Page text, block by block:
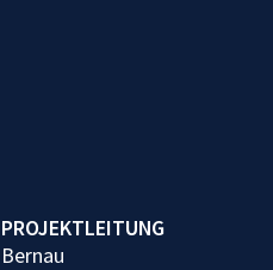
PROJEKTLEITUNG
Bernau